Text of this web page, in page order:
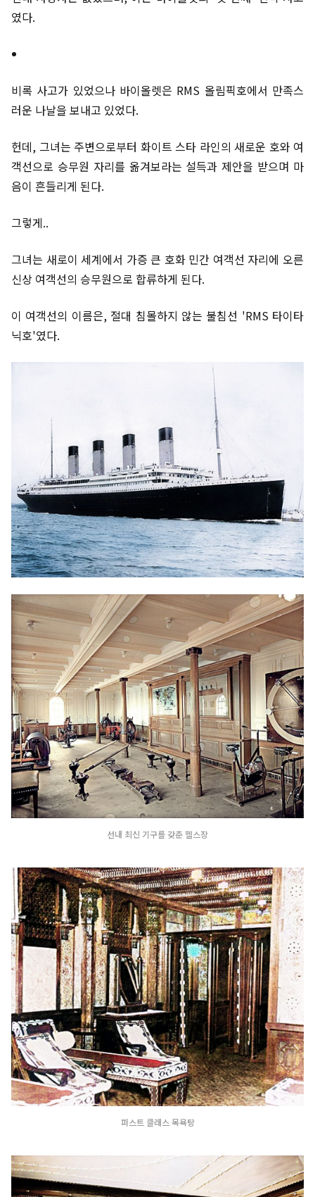
였다.
비록 사고가 있었으나 바이올렛은 RMS 올림픽호에서 만족스
러운 나날을 보내고 있었다.
헌데, 그녀는 주변으로부터 화이트 스타 라인의 새로운 호와 여
객선으로 승무원 자리를 옮겨보라는 설득과 제안을 받으며 마
음이 흔들리게 된다.
그렇게..
그녀는 새로이 세계에서 가증 큰 호화 민간 여객선 자리에 오른
신상 여객선의 승무원으로 합류하게 된다.
이 여객선의 이름은, 절대 침몰하지 않는 불침선 'RMS 타이타
닉호'였다.
선내 최신 기구를 갖춘 헬스장
퍼스트 클래스 목욕탕